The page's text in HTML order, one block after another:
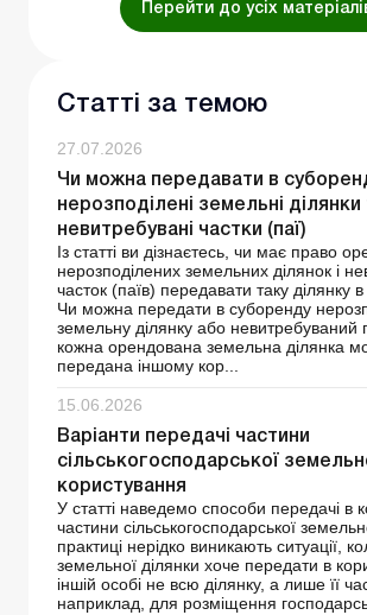
Перейти до усіх
Статті за темою
27.07.2026
Чи можна передавати в
нерозподілені земельні ділянки
невитребувані частки (паї)
Із статті ви дізнаєтесь, чи має право
нерозподілених земельних ділянок і
часток (паїв) передавати таку ділянку
Чи можна передати в суборенду
земельну ділянку або невитребуваний
кожна орендована земельна ділянка
передана іншому кор...
15.06.2026
Варіанти передачі частини
сільськогосподарської
користування
У статті наведемо способи передачі в
частини сільськогосподарської
практиці нерідко виникають ситуації,
земельної ділянки хоче передати в
іншій особі не всю ділянку, а лише її
наприклад, для розміщення